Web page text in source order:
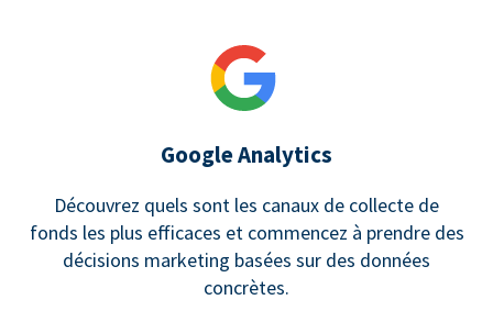
Google Analytics
Découvrez quels sont les canaux de collecte de
fonds les plus efficaces et commencez à prendre des
décisions marketing basées sur des données
concrètes.